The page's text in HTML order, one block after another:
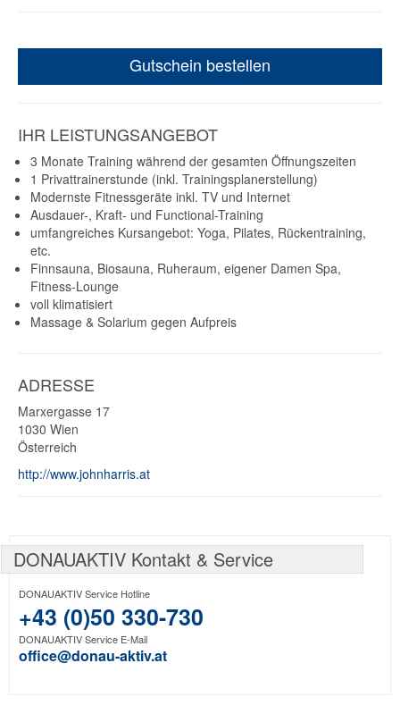
Gutschein bestellen
IHR LEISTUNGSANGEBOT
3 Monate Training während der gesamten Öffnungszeiten
1 Privattrainerstunde (inkl. Trainingsplanerstellung)
Modernste Fitnessgeräte inkl. TV und Internet
Ausdauer-, Kraft- und Functional-Training
umfangreiches Kursangebot: Yoga, Pilates, Rückentraining,
etc.
Finnsauna, Biosauna, Ruheraum, eigener Damen Spa,
Fitness-Lounge
voll klimatisiert
Massage & Solarium gegen Aufpreis
ADRESSE
Marxergasse 17
1030 Wien
Österreich
http://www.johnharris.at
DONAUAKTIV Kontakt & Service
DONAUAKTIV Service Hotline
+43 (0)50 330-730
DONAUAKTIV Service E-Mail
office@donau-aktiv.at